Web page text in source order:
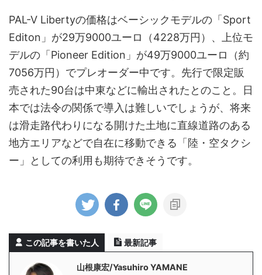
PAL-V Libertyの価格はベーシックモデルの「Sport
Editon」が29万9000ユーロ（4228万円）、上位モ
デルの「Pioneer Edition」が49万9000ユーロ（約
7056万円）でプレオーダー中です。先行で限定販
売された90台は中東などに輸出されたとのこと。日
本では法令の関係で導入は難しいでしょうが、将来
は滑走路代わりになる開けた土地に直線道路のある
地方エリアなどで自在に移動できる「陸・空タクシ
ー」としての利用も期待できそうです。
この記事を書いた人 最新記事
山根康宏/Yasuhiro YAMANE